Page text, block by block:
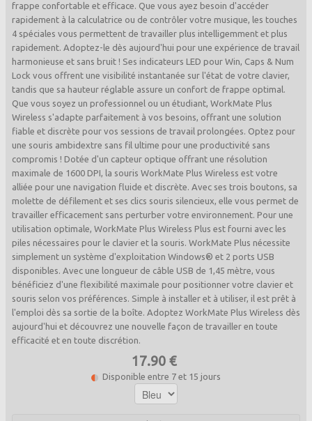
frappe confortable et efficace. Que vous ayez besoin d'accéder
rapidement à la calculatrice ou de contrôler votre musique, les touches
4 spéciales vous permettent de travailler plus intelligemment et plus
rapidement. Adoptez-le dès aujourd'hui pour une expérience de travail
harmonieuse et sans bruit ! Ses indicateurs LED pour Win, Caps & Num
Lock vous offrent une visibilité instantanée sur l'état de votre clavier,
tandis que sa hauteur réglable assure un confort de frappe optimal.
Que vous soyez un professionnel ou un étudiant, WorkMate Plus
Wireless s'adapte parfaitement à vos besoins, offrant une solution
fiable et discrète pour vos sessions de travail prolongées. Optez pour
une souris ambidextre sans fil ultime pour une productivité sans
compromis ! Dotée d'un capteur optique offrant une résolution
maximale de 1600 DPI, la souris WorkMate Plus Wireless est votre
alliée pour une navigation fluide et discrète. Avec ses trois boutons, sa
molette de défilement et ses clics souris silencieux, elle vous permet de
travailler efficacement sans perturber votre environnement. Pour une
utilisation optimale, WorkMate Plus Wireless Plus est fourni avec les
piles nécessaires pour le clavier et la souris. WorkMate Plus nécessite
simplement un système d'exploitation Windows® et 2 ports USB
disponibles. Avec une longueur de câble USB de 1,45 mètre, vous
bénéficiez d'une flexibilité maximale pour positionner votre clavier et
souris selon vos préférences. Simple à installer et à utiliser, il est prêt à
l'emploi dès sa sortie de la boîte. Adoptez WorkMate Plus Wireless dès
aujourd'hui et découvrez une nouvelle façon de travailler en toute
efficacité et en toute discrétion.
17.90 €
Disponible entre 7 et 15 jours